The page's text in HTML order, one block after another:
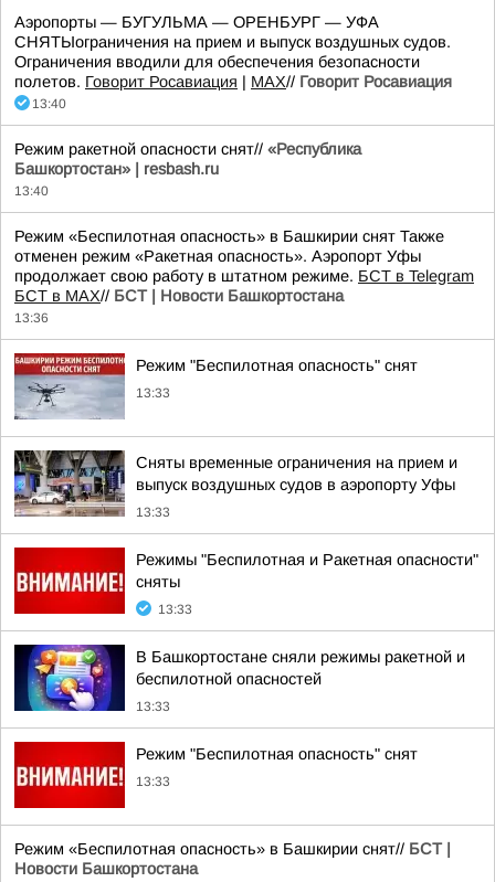
Аэропорты — БУГУЛЬМА — ОРЕНБУРГ — УФА
СНЯТЫограничения на прием и выпуск воздушных судов.
Ограничения вводили для обеспечения безопасности
полетов. Говорит Росавиация | MАХ// Говорит Росавиация
13:40
Режим ракетной опасности снят// «Республика
Башкортостан» | resbash.ru
13:40
Режим «Беспилотная опасность» в Башкирии снят Также
отменен режим «Ракетная опасность». Аэропорт Уфы
продолжает свою работу в штатном режиме. БСТ в Telegram
БСТ в МАХ// БСТ | Новости Башкортостана
13:36
Режим "Беспилотная опасность" снят
13:33
Сняты временные ограничения на прием и
выпуск воздушных судов в аэропорту Уфы
13:33
Режимы "Беспилотная и Ракетная опасности"
сняты
13:33
В Башкортостане сняли режимы ракетной и
беспилотной опасностей
13:33
Режим "Беспилотная опасность" снят
13:33
Режим «Беспилотная опасность» в Башкирии снят// БСТ |
Новости Башкортостана